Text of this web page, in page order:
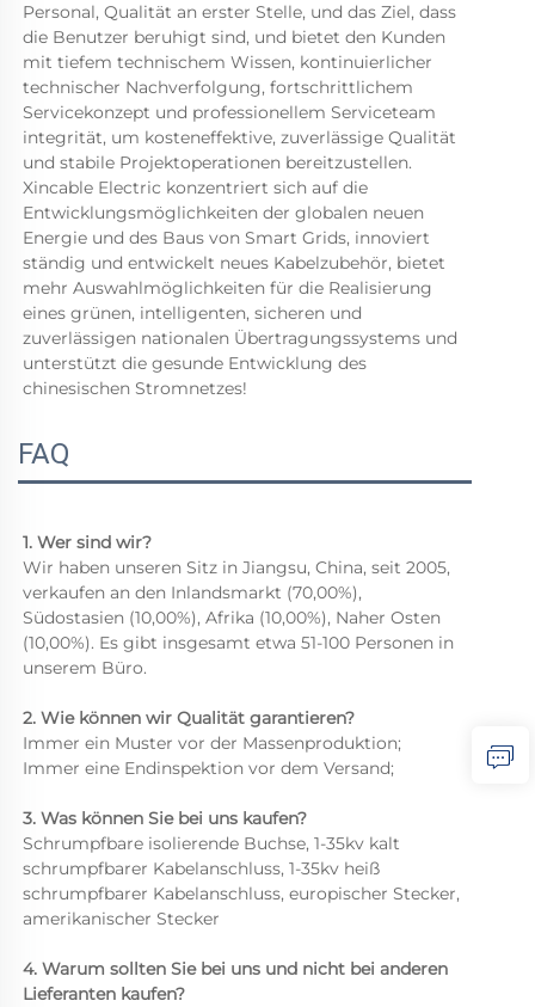
Personal, Qualität an erster Stelle, und das Ziel, dass
die Benutzer beruhigt sind, und bietet den Kunden
mit tiefem technischem Wissen, kontinuierlicher
technischer Nachverfolgung, fortschrittlichem
Servicekonzept und professionellem Serviceteam
integrität, um kosteneffektive, zuverlässige Qualität
und stabile Projektoperationen bereitzustellen.
Xincable Electric konzentriert sich auf die
Entwicklungsmöglichkeiten der globalen neuen
Energie und des Baus von Smart Grids, innoviert
ständig und entwickelt neues Kabelzubehör, bietet
mehr Auswahlmöglichkeiten für die Realisierung
eines grünen, intelligenten, sicheren und
zuverlässigen nationalen Übertragungssystems und
unterstützt die gesunde Entwicklung des
chinesischen Stromnetzes!
FAQ
1. Wer sind wir?
Wir haben unseren Sitz in Jiangsu, China, seit 2005,
verkaufen an den Inlandsmarkt (70,00%),
Südostasien (10,00%), Afrika (10,00%), Naher Osten
(10,00%). Es gibt insgesamt etwa 51-100 Personen in
unserem Büro.
2. Wie können wir Qualität garantieren?
Immer ein Muster vor der Massenproduktion;
Immer eine Endinspektion vor dem Versand;
3. Was können Sie bei uns kaufen?
Schrumpfbare isolierende Buchse, 1-35kv kalt
schrumpfbarer Kabelanschluss, 1-35kv heiß
schrumpfbarer Kabelanschluss, europischer Stecker,
amerikanischer Stecker
4. Warum sollten Sie bei uns und nicht bei anderen
Lieferanten kaufen?